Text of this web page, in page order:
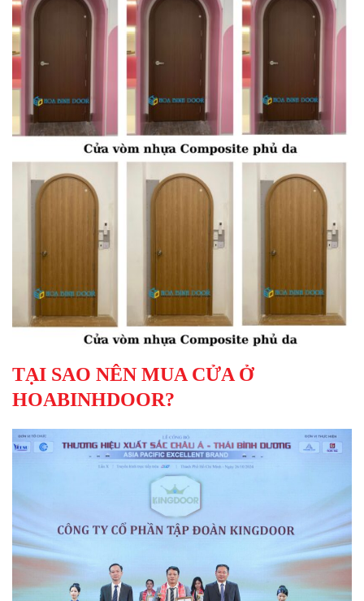
TẠI SAO NÊN MUA CỬA Ở
HOABINHDOOR?